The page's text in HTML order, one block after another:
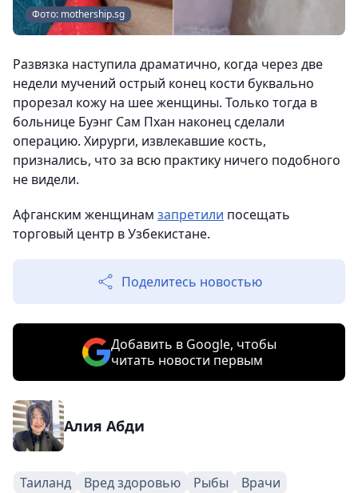
Фото: mothership.sg
Развязка наступила драматично, когда через две
недели мучений острый конец кости буквально
прорезал кожу на шее женщины. Только тогда в
больнице Буэнг Сам Пхан наконец сделали
операцию. Хирурги, извлекавшие кость,
признались, что за всю практику ничего подобного
не видели.
Афганским женщинам запретили посещать
торговый центр в Узбекистане.
Поделитесь новостью
Добавить в Google, чтобы
читать новости первым
Алия Абди
Таиланд Вред здоровью Рыбы
Врачи